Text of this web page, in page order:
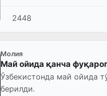
2448
Молия
Май ойида қанча
Ўзбекистонда май ойида
берилди.